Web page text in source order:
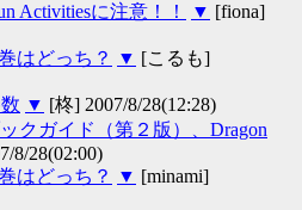
Activitiesに注意！！ ▼ [fiona]
はどっち？ ▼ [こるも]
▼ [柊] 2007/8/28(12:28)
クガイド（第２版）、Dragon
8/28(02:00)
はどっち？ ▼ [minami]